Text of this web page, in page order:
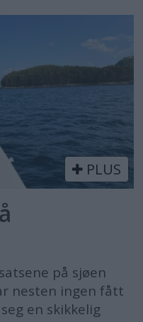
PLUS
på sjøen
nesten ingen fått
en skikkelig